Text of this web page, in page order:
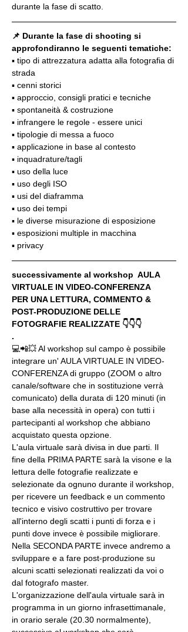
durante la fase di scatto.
📌 Durante la fase di shooting si
approfondiranno le seguenti tematiche:
▪️ tipo di attrezzatura adatta alla fotografia di
strada
▪️ cenni storici
▪️ approccio, consigli pratici e tecniche
▪️ spontaneità & costruzione
▪️ infrangere le regole - essere unici
▪️ tipologie di messa a fuoco
▪️ applicazione in base al contesto
▪️ inquadrature/tagli
▪️ uso della luce
▪️ uso degli ISO
▪️ usi del diaframma
▪️ uso dei tempi
▪️ le diverse misurazione di esposizione
▪️ esposizioni multiple in macchina
▪️ privacy
successivamente al workshop  AULA
VIRTUALE IN VIDEO-CONFERENZA
PER UNA LETTURA, COMMENTO &
POST-PRODUZIONE DELLE
FOTOGRAFIE REALIZZATE 👇👇👇
.
💻📲💥 Al workshop sul campo è possibile
integrare un' AULA VIRTUALE IN VIDEO-
CONFERENZA di gruppo (ZOOM o altro
canale/software che in sostituzione verrà
comunicato) della durata di 120 minuti (in
base alla necessità in opera) con tutti i
partecipanti al workshop che abbiano
acquistato questa opzione.
L'aula virtuale sarà divisa in due parti. Il
fine della PRIMA PARTE sarà la visone e la
lettura delle fotografie realizzate e
selezionate da ognuno durante il workshop,
per ricevere un feedback e un commento
tecnico e visivo costruttivo per trovare
all'interno degli scatti i punti di forza e i
punti dove invece è possibile migliorare.
Nella SECONDA PARTE invece andremo a
sviluppare e a fare post-produzione su
alcuni scatti selezionati realizzati da voi o
dal fotografo master.
L'organizzazione dell'aula virtuale sarà in
programma in un giorno infrasettimanale,
in orario serale (20.30 normalmente),